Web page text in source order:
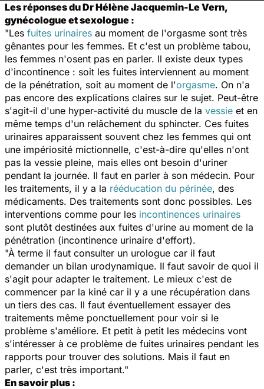
Les réponses du Dr Hélène Jacquemin-Le Vern,
gynécologue et sexologue :
"Les fuites urinaires au moment de l'orgasme sont très
gênantes pour les femmes. Et c'est un problème tabou,
les femmes n'osent pas en parler. Il existe deux types
d'incontinence : soit les fuites interviennent au moment
de la pénétration, soit au moment de l'orgasme. On n'a
pas encore des explications claires sur le sujet. Peut-être
s'agit-il d'une hyper-activité du muscle de la vessie et en
même temps d'un relâchement du sphincter. Ces fuites
urinaires apparaissent souvent chez les femmes qui ont
une impériosité mictionnelle, c'est-à-dire qu'elles n'ont
pas la vessie pleine, mais elles ont besoin d'uriner
pendant la journée. Il faut en parler à son médecin. Pour
les traitements, il y a la rééducation du périnée, des
médicaments. Des traitements sont donc possibles. Les
interventions comme pour les incontinences urinaires
sont plutôt destinées aux fuites d'urine au moment de la
pénétration (incontinence urinaire d'effort).
"À terme il faut consulter un urologue car il faut
demander un bilan urodynamique. Il faut savoir de quoi il
s'agit pour adapter le traitement. Le mieux c'est de
commencer par la kiné car il y a une récupération dans
un tiers des cas. Il faut éventuellement essayer des
traitements même ponctuellement pour voir si le
problème s'améliore. Et petit à petit les médecins vont
s'intéresser à ce problème de fuites urinaires pendant les
rapports pour trouver des solutions. Mais il faut en
parler, c'est très important."
En savoir plus :